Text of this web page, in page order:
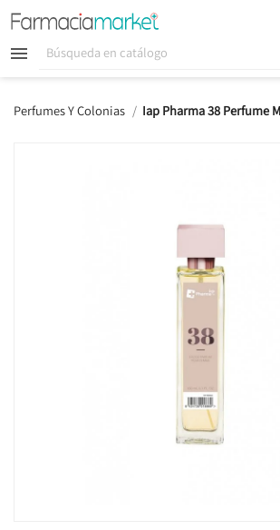
 
Perfumes Y Colonias Iap Pharma 38 Perfume